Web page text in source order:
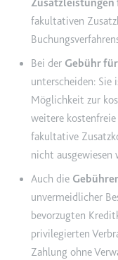
Anbieter:
Zweck:
Ablauf:
__Secure-
Anbieter:
Zweck:
fakultativen
Bei der Gebühr
unterscheiden: Sie
Möglichkeit zur
weitere kostenfreie
fakultative
nicht ausgewiesen
Auch die
unvermeidlicher
bevorzugten
privilegierten
Zahlung ohne